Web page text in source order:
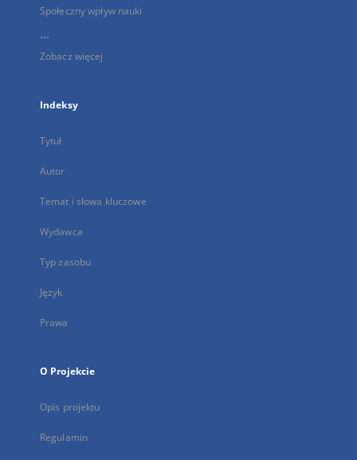
Społeczny wpływ nauki
...
Zobacz więcej
Indeksy
Tytuł
Autor
Temat i słowa kluczowe
Wydawca
Typ zasobu
Język
Prawa
O Projekcie
Opis projektu
Regulamin